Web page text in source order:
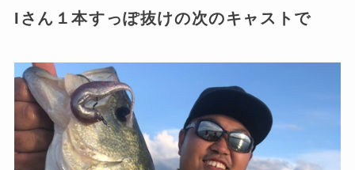
Iさん１本すっぽ抜けの次のキャストで